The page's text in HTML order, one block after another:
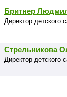
Бритнер
Директор детского
Стрельникова
Директор детского